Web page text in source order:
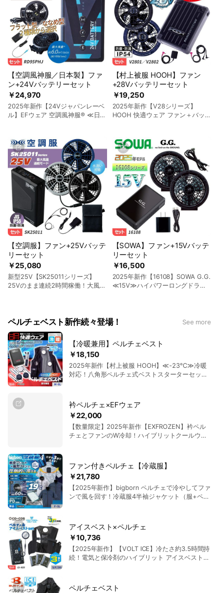
￥24,970
【空調風神服／日本製】ファ
ン+24Vバッテリーセット
2025年新作【24Vジャパンレーベ
ル】EFウェア 空調風神服® ≪日本
ンエス RD95PHJ-SET
￥19,250
【村上被服 HOOH】ファン
+28Vバッテリーセット
2025年新作【V28シリーズ】
HOOH 快適ウェア ファン＋バッテ
￥25,080
【空調服】ファン+25Vバッテ
リーセット
新型25V【SK25011シリーズ】
25Vのまま連続2時間稼働！大風量
￥16,500
【SOWA】ファン+15Vバッテ
リーセット
2025年新作【16108】SOWA G.G.
≪15V≫ハイパワーロングドライ
ペルチェベスト新作続々登場！ See more
￥18,150
【冷暖兼用】ペルチェベスト
2025年新作【村上被服 HOOH】≪-23℃≫冷暖
対応！八角形ペルチェ式ベストスターターセット
￥22,000
衿ペルチェ×EFウェア
【数量限定】2025年新作【EXFROZEN】衿ペル
チェとファンのW冷却！ハイブリットクールウェ
￥21,780
ファン付きペルチェ【冷蔵服】
【2025年新作】bigborn ペルチェで冷やしてファ
ンで風を回す！冷蔵服4半袖ジャケット（服+ペル
￥10,736
アイスベスト×ペルチェ
【2025年新作】【VOLT ICE】冷たさ約3.5時間持
続！電気と保冷剤のハイブリット アイスベスト＆
ペルチェベスト